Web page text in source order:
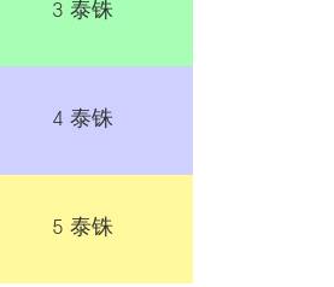
3 泰铢
4 泰铢
5 泰铢